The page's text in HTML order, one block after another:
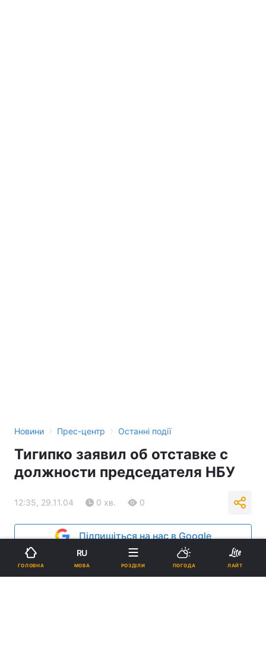
Новини › Прес-центр › Останні події
Тигипко заявил об отставке с
должности председателя НБУ
12:35, 29.11.04 0 хв. 0
Підпишіться на нас в Google
Реклама
ГОЛОВНА
RU
МОВА РОЗДІЛИ ПОГОДА ЛАЙТ